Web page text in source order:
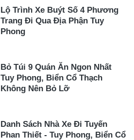
Lộ Trình Xe Buýt Số 4 Phương
Trang Đi Qua Địa Phận Tuy
Phong
Bỏ Túi 9 Quán Ăn Ngon Nhất
Tuy Phong, Biển Cổ Thạch
Không Nên Bỏ Lỡ
Danh Sách Nhà Xe Đi Tuyến
Phan Thiết - Tuy Phong, Biển Cổ